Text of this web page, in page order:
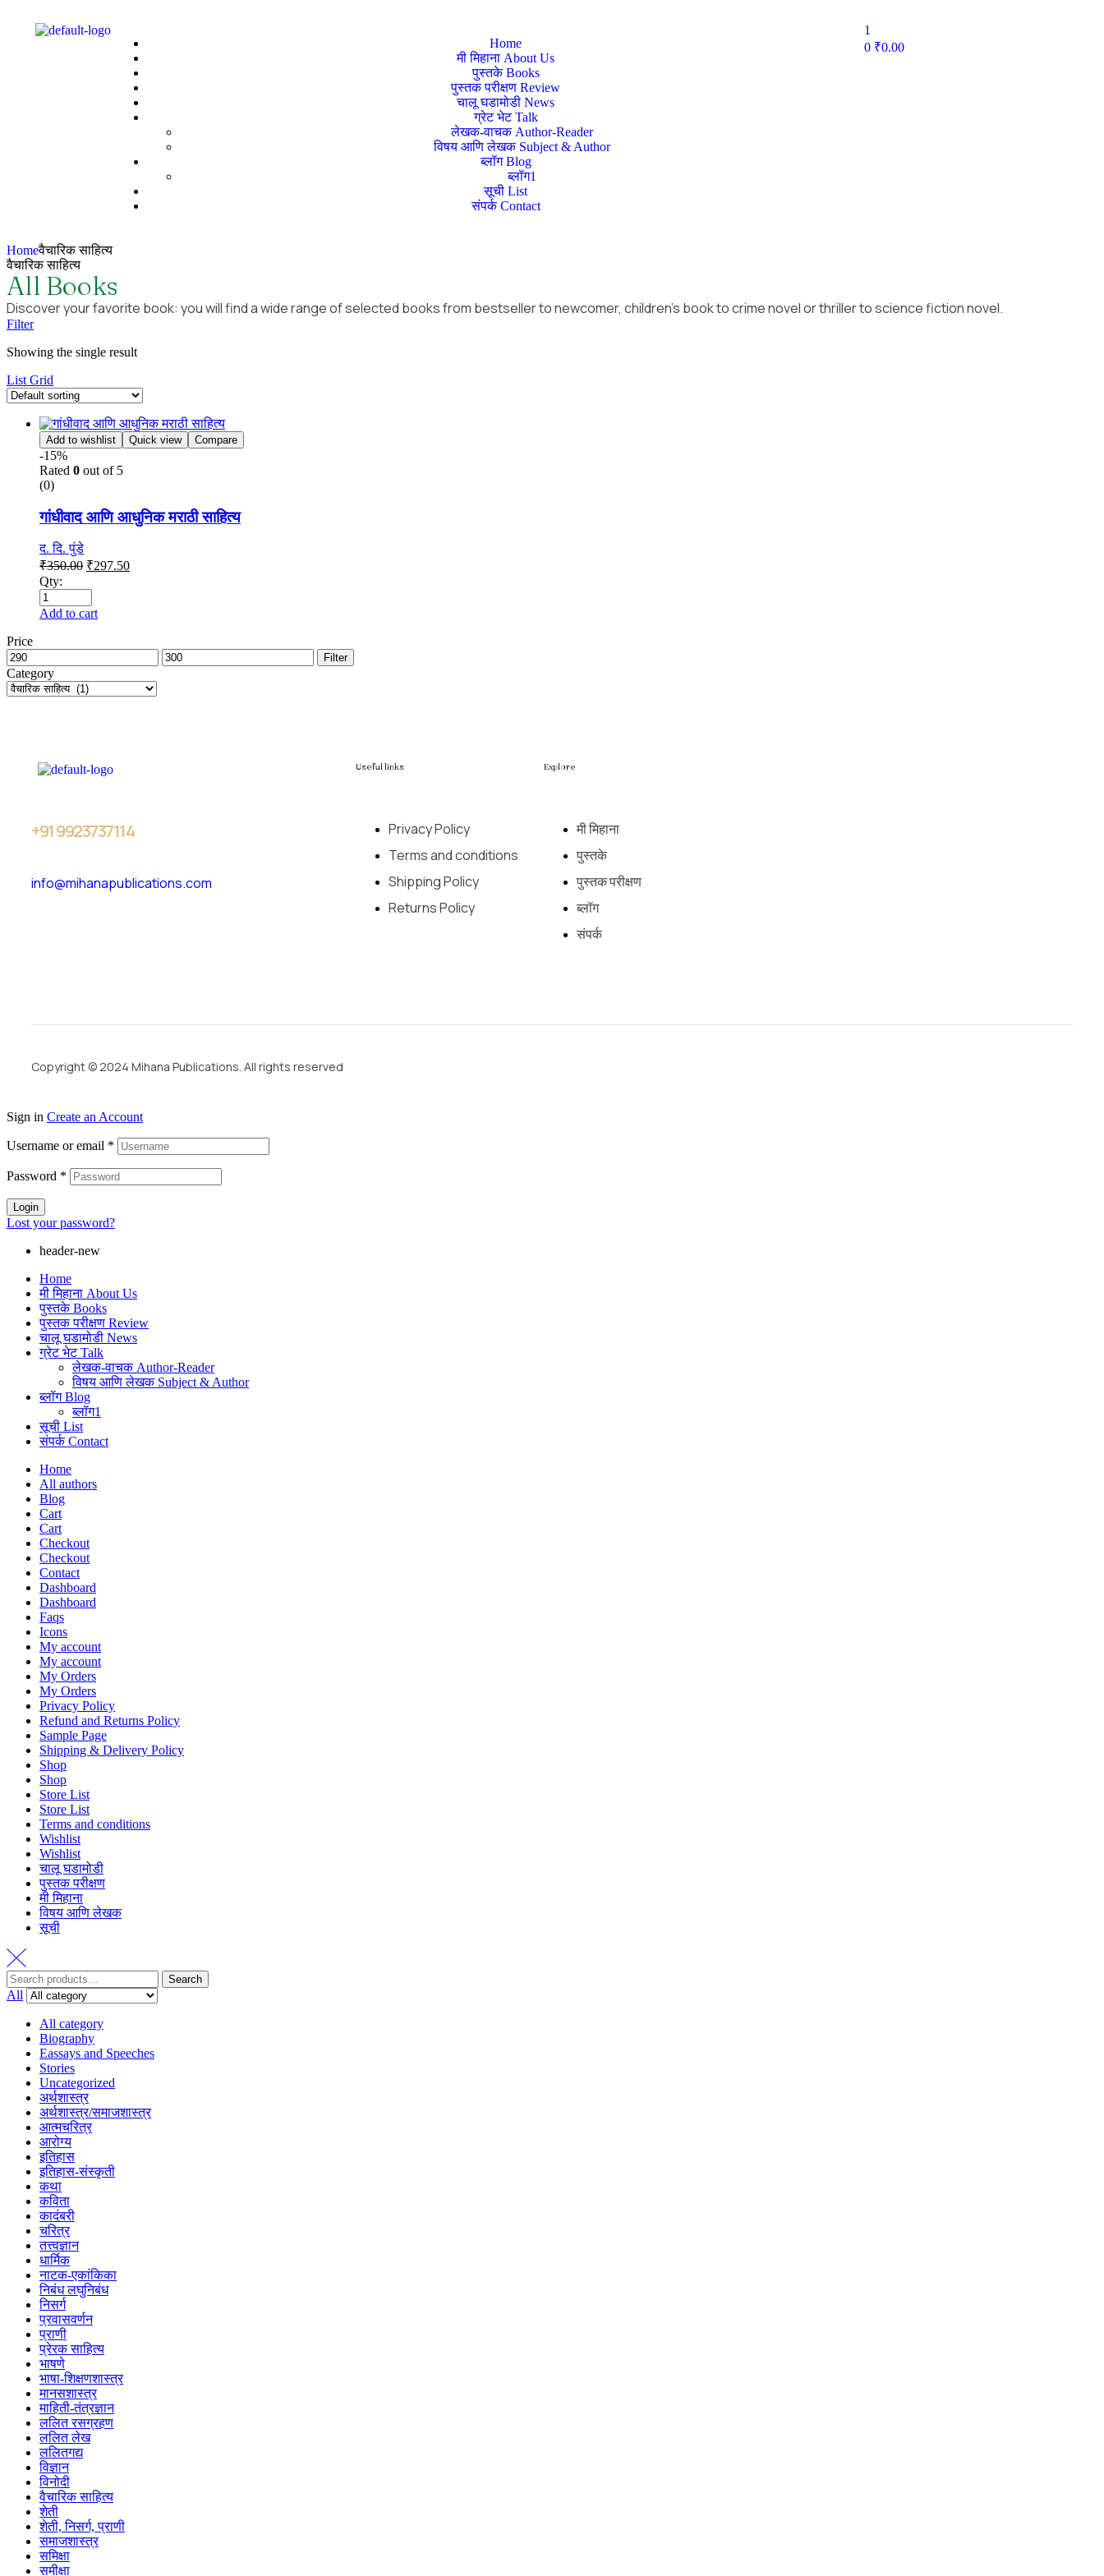
Home
मी मिहाना About Us
पुस्तके Books
पुस्तक परीक्षण Review
चालू घडामोडी News
ग्रेट भेट Talk
लेखक-वाचक Author-Reader
विषय आणि लेखक Subject & Author
ब्लॉग Blog
ब्लॉग1
सूची List
संपर्क Contact
1
0 ₹0.00
Homeवैचारिक साहित्य
वैचारिक साहित्य
All Books
Discover your favorite book: you will find a wide range of selected books from bestseller to newcomer, children’s book to crime novel or thriller to science fiction novel.
Filter
Showing the single result
List Grid
Add to wishlist Quick view Compare
-15%
Rated 0 out of 5
(0)
गांधीवाद आणि आधुनिक मराठी साहित्य
द. दि. पुंडे
₹350.00 ₹297.50
Qty:
Add to cart
Price
Filter
Category
+919923737114
info@mihanapublications.com
Useful links
Privacy Policy
Terms and conditions
Shipping Policy
Returns Policy
Explore
मी मिहाना
पुस्तके
पुस्तक परीक्षण
ब्लॉग
संपर्क
Copyright © 2024 Mihana Publications. All rights reserved
Sign in Create an Account
Username or email *
Password *
Login
Lost your password?
header-new
Home
मी मिहाना About Us
पुस्तके Books
पुस्तक परीक्षण Review
चालू घडामोडी News
ग्रेट भेट Talk
लेखक-वाचक Author-Reader
विषय आणि लेखक Subject & Author
ब्लॉग Blog
ब्लॉग1
सूची List
संपर्क Contact
Home
All authors
Blog
Cart
Cart
Checkout
Checkout
Contact
Dashboard
Dashboard
Faqs
Icons
My account
My account
My Orders
My Orders
Privacy Policy
Refund and Returns Policy
Sample Page
Shipping & Delivery Policy
Shop
Shop
Store List
Store List
Terms and conditions
Wishlist
Wishlist
चालू घडामोडी
पुस्तक परीक्षण
मी मिहाना
विषय आणि लेखक
सूची
Search
All
All category
Biography
Eassays and Speeches
Stories
Uncategorized
अर्थशास्त्र
अर्थशास्त्र/समाजशास्त्र
आत्मचरित्र
आरोग्य
इतिहास
इतिहास-संस्कृती
कथा
कविता
कादंबरी
चरित्र
तत्त्वज्ञान
धार्मिक
नाटक-एकांकिका
निबंध लघुनिबंध
निसर्ग
प्रवासवर्णन
प्राणी
प्रेरक साहित्य
भाषणे
भाषा-शिक्षणशास्त्र
मानसशास्त्र
माहिती-तंत्रज्ञान
ललित रसग्रहण
ललित लेख
ललितगद्य
विज्ञान
विनोदी
वैचारिक साहित्य
शेती
शेती, निसर्ग, प्राणी
समाजशास्त्र
समिक्षा
समीक्षा